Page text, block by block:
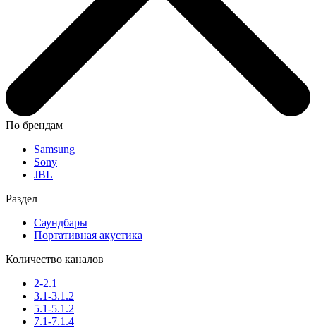
По брендам
Samsung
Sony
JBL
Раздел
Саундбары
Портативная акустика
Количество каналов
2-2.1
3.1-3.1.2
5.1-5.1.2
7.1-7.1.4